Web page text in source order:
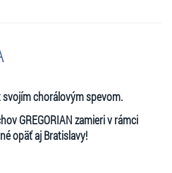
chorálovým spevom.
GREGORIAN zamieri v rámci
opäť aj Bratislavy!